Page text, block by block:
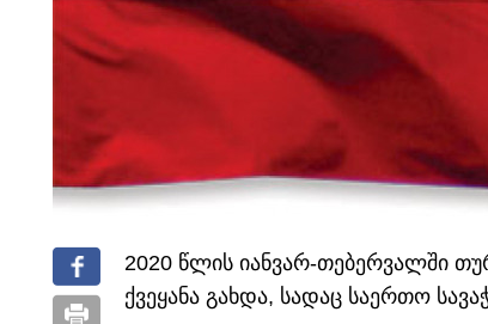
2020 წლის იანვარ-თებერვალში
ქვეყანა გახდა, სადაც საერთო